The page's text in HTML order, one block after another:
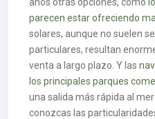
parecen estar ofreciendo
solares, aunque no suelen
particulares, resultan
venta a largo plazo. Y las
los principales parques
una salida más rápida al
conozcas las